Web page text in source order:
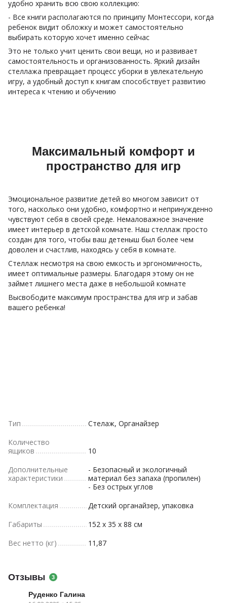
удобно хранить всю свою коллекцию:
- Все книги располагаются по принципу Монтессори, когда
ребенок видит обложку и может самостоятельно
выбирать которую хочет именно сейчас
Это не только учит ценить свои вещи, но и развивает
самостоятельность и организованность. Яркий дизайн
стеллажа превращает процесс уборки в увлекательную
игру, а удобный доступ к книгам способствует развитию
интереса к чтению и обучению
Максимальный комфорт и
пространство для игр
Эмоциональное развитие детей во многом зависит от
того, насколько они удобно, комфортно и непринужденно
чувствуют себя в своей среде. Немаловажное значение
имеет интерьер в детской комнате. Наш стеллаж просто
создан для того, чтобы ваш детеныш был более чем
доволен и счастлив, находясь у себя в комнате.
Стеллаж несмотря на свою емкость и эргономичность,
имеет оптимальные размеры. Благодаря этому он не
займет лишнего места даже в небольшой комнате
Высвободите максимум пространства для игр и забав
вашего ребенка!
Тип
Стелаж, Органайзер
Количество
ящиков
10
Дополнительные
характеристики
- Безопасный и экологичный
материал без запаха (пропилен)
- Без острых углов
Комплектация
Детский органайзер, упаковка
Габариты
152 x 35 x 88 см
Вес нетто (кг)
11,87
Отзывы 3
Руденко Галина